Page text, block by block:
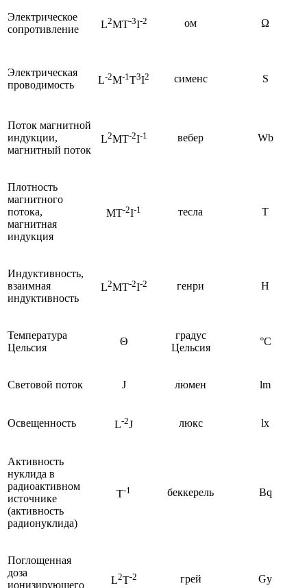
Электрическое
сопротивление
L2MT-3I-2 ом Ω
Электрическая
проводимость
L-2M-1 T3I2 сименс S
Поток магнитной
индукции,
магнитный поток
L2MT-2I-1 вебер Wb
Плотность
магнитного
потока,
магнитная
индукция
MT-2I-1 тесла T
Индуктивность,
взаимная
индуктивность
L2MT-2I-2 генри H
Температура
Цельсия
Θ
градус
Цельсия
°C
Световой поток J люмен lm
Освещенность L-2J люкс lx
Активность
нуклида в
радиоактивном
источнике
(активность
радионуклида)
T-1 беккерель Bq
Поглощенная
доза
ионизирующего
L2T-2 грей Gy